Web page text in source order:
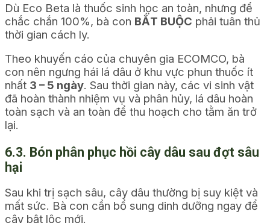
Dù Eco Beta là thuốc sinh học an toàn, nhưng để
chắc chắn 100%, bà con BẮT BUỘC phải tuân thủ
thời gian cách ly.
Theo khuyến cáo của chuyên gia ECOMCO, bà
con nên ngưng hái lá dâu ở khu vực phun thuốc ít
nhất 3 – 5 ngày. Sau thời gian này, các vi sinh vật
đã hoàn thành nhiệm vụ và phân hủy, lá dâu hoàn
toàn sạch và an toàn để thu hoạch cho tằm ăn trở
lại.
6.3. Bón phân phục hồi cây dâu sau đợt sâu
hại
Sau khi trị sạch sâu, cây dâu thường bị suy kiệt và
mất sức. Bà con cần bổ sung dinh dưỡng ngay để
cây bật lộc mới.